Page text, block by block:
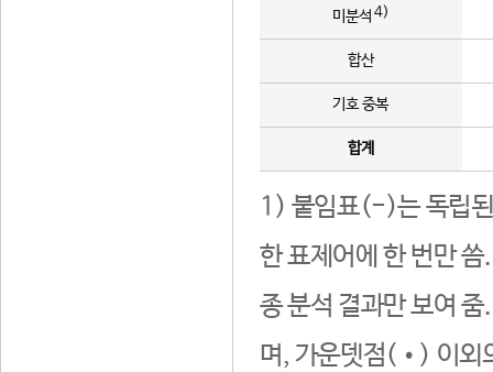
미분석 4)
합산
기호 중복
합계
1) 붙임표(-)는 독립된
한 표제어에 한 번만
종 분석 결과만 보여
며, 가운뎃점(•) 이외